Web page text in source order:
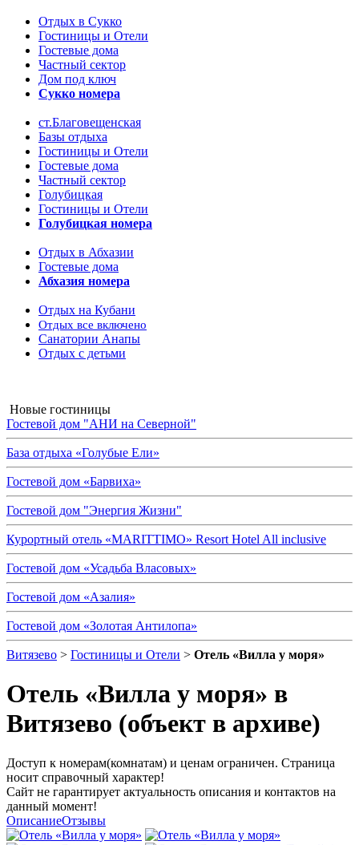
Отдых в Сукко
Гостиницы и Отели
Гостевые дома
Частный сектор
Дом под ключ
Сукко номера
ст.Благовещенская
Базы отдыха
Гостиницы и Отели
Гостевые дома
Частный сектор
Голубицкая
Гостиницы и Отели
Голубицкая номера
Отдых в Абхазии
Гостевые дома
Абхазия номера
Отдых на Кубани
Отдых все включено
Санатории Анапы
Отдых с детьми
Новые гостиницы
Гостевой дом "АНИ на Северной"
База отдыха «Голубые Ели»
Гостевой дом «Барвиха»
Гостевой дом "Энергия Жизни"
Курортный отель «MARITTIMO» Resort Hotel All inclusive
Гостевой дом «Усадьба Власовых»
Гостевой дом «Азалия»
Гостевой дом «Золотая Антилопа»
Витязево > Гостиницы и Отели > Отель «Вилла у моря»
Отель «Вилла у моря» в
Витязево (объект в архиве)
Доступ к номерам(комнатам) и ценам ограничен. Страница
носит справочный характер!
Сайт не гарантирует актуальность описания и контактов на
данный момент!
ОписаниеОтзывы